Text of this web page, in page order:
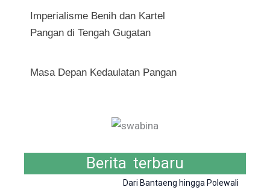
Imperialisme Benih dan Kartel
Pangan di Tengah Gugatan
Masa Depan Kedaulatan Pangan
Berita terbaru
Dari Bantaeng hingga Polewali